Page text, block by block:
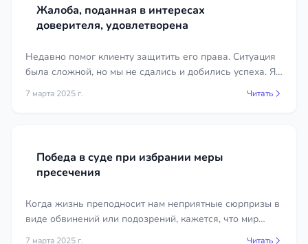
Республика Коми
Стоимость защиты по уголовному делу зависит от
тяжести статьи, стадии процесса, объёма
материалов и срочности вступления в дело.
допроса, защита на следствии и полное ведение
производством требует больше времени, чем
участие в одном следственном действии. Точные
Коми указывает в своей карточке на сайте, и вы
можете заранее сравнить условия и выбрать
Жалоба, поданная в интересах
доверителя, удовлетворена
Недавно помог клиенту защитить его права. Ситуация
была сложной, но мы не сдались и добились успеха. Я
подал жалобу в интересах клиента, и прокурор
полностью удовлетворил её.
7 марта 2025 г. Читать
Победа в суде при избрании меры
пресечения
Когда жизнь преподносит нам неприятные сюрпризы в
виде обвинений или подозрений, кажется, что мир
вокруг рушится. Чувство беспомощности и отчаяния
7 марта 2025 г. Читать